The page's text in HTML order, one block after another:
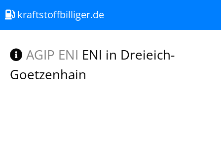
kraftstoffbilliger.de
AGIP ENI ENI in Dreieich-
Goetzenhain